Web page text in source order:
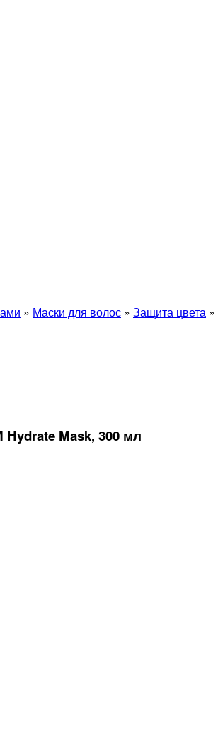
» Маски для волос » Защита цвета »
Mask, 300 мл